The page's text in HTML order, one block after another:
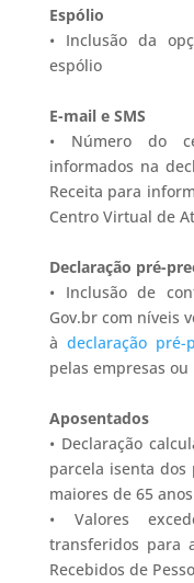
Espólio
• Inclusão da
espólio
E-mail e SMS
• Número do
informados na
Receita para
Centro Virtual de
Declaração pré-
• Inclusão de
Gov.br com níveis
à declaração pré-
pelas empresas
Aposentados
• Declaração
parcela isenta
maiores de 65 anos
• Valores
transferidos para
Recebidos de